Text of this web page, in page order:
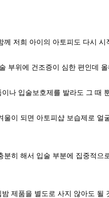
께 저희 아이의 아토피도 다시 시
부위에 건조증이 심한 편인데
이나 입술보호제를 발라도 그 때
울이 되면 아토피샵 보습제로 얼
분히 해서 입술 부분에 집중적
제품을 별도로 사지 않아도 될